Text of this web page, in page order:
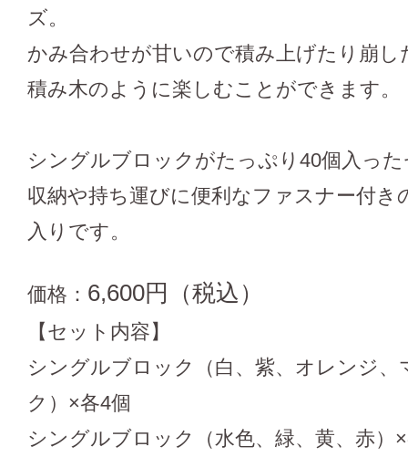
ズ。
かみ合わせが甘いので積み上げたり崩し
積み木のように楽しむことができます。
シングルブロックがたっぷり40個入っ
収納や持ち運びに便利なファスナー付き
入りです。
価格： 6,600円（税込）
【セット内容】
シングルブロック（白、紫、オレンジ、
ク）×各4個
シングルブロック（水色、緑、黄、赤）